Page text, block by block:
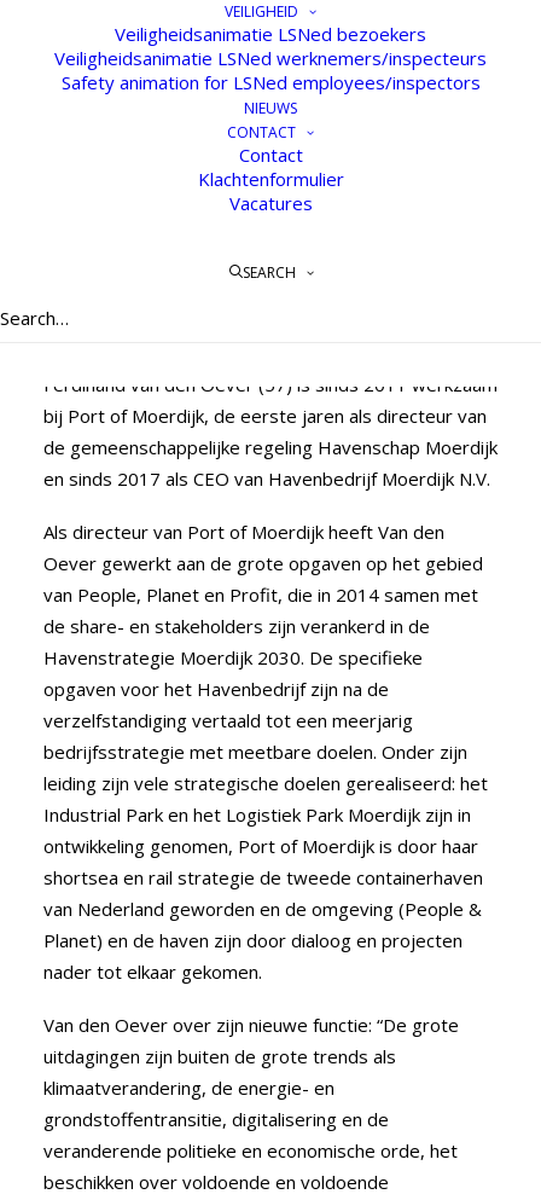
VEILIGHEID
Veiligheidsanimatie LSNed bezoekers
Veiligheidsanimatie LSNed werknemers/inspecteurs
Safety animation for LSNed employees/inspectors
NIEUWS
CONTACT
Contact
Klachtenformulier
Vacatures
SEARCH
Ferdinand van den Oever
nieuwe directeur
Leidingenstraat Nederland
De heer F.J. (Ferdinand) van den Oever is per 1
Nederland (LSNed). Hij heeft Peter Donk opgevolgd
Ferdinand van den Oever (57) is sinds 2011 werkzaam
bij Port of Moerdijk, de eerste jaren als directeur van
de gemeenschappelijke regeling Havenschap Moerdijk
en sinds 2017 als CEO van Havenbedrijf Moerdijk N.V.
Als directeur van Port of Moerdijk heeft Van den
Oever gewerkt aan de grote opgaven op het gebied
van People, Planet en Profit, die in 2014 samen met
de share- en stakeholders zijn verankerd in de
Havenstrategie Moerdijk 2030. De specifieke
opgaven voor het Havenbedrijf zijn na de
verzelfstandiging vertaald tot een meerjarig
bedrijfsstrategie met meetbare doelen. Onder zijn
leiding zijn vele strategische doelen gerealiseerd: het
Industrial Park en het Logistiek Park Moerdijk zijn in
ontwikkeling genomen, Port of Moerdijk is door haar
shortsea en rail strategie de tweede containerhaven
van Nederland geworden en de omgeving (People &
Planet) en de haven zijn door dialoog en projecten
nader tot elkaar gekomen.
Van den Oever over zijn nieuwe functie: “De grote
uitdagingen zijn buiten de grote trends als
klimaatverandering, de energie- en
grondstoffentransitie, digitalisering en de
veranderende politieke en economische orde, het
beschikken over voldoende en voldoende